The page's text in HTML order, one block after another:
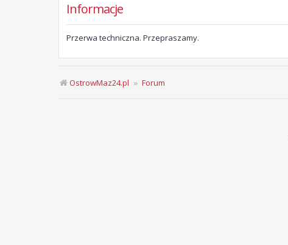
Informacje
Przerwa techniczna. Przepraszamy.
OstrowMaz24.pl Forum